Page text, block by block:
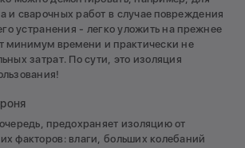
и сварочных работ в случае повреждения
устранения - легко уложить на прежнее
минимум времени и практически не
затрат. По сути, это изоляция
предохраняет изоляцию от
факторов: влаги, больших колебаний